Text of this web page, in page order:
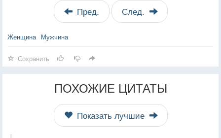
Пред. След.
Женщина Мужчина
Сохранить
ПОХОЖИЕ ЦИТАТЫ
Показать лучшие